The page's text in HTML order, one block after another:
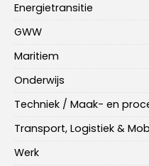
Energietransitie
GWW
Maritiem
Onderwijs
Techniek / Maak- en
Transport, Logistiek &
Werk